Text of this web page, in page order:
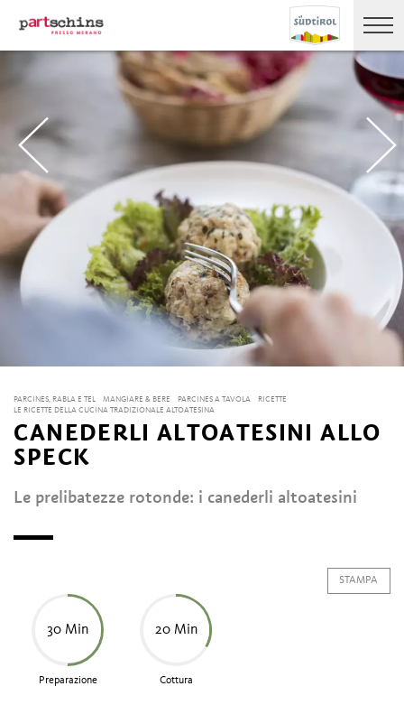
PARCINES, RABLA E TEL MANGIARE & BERE PARCINES A TAVOLA
RICETTE
LE RICETTE DELLA CUCINA TRADIZIONALE ALTOATESINA
CANEDERLI ALTOATESINI ALLO
SPECK
Le prelibatezze rotonde: i canederli altoatesini
STAMPA
30 Min
Preparazione
20 Min
Cottura